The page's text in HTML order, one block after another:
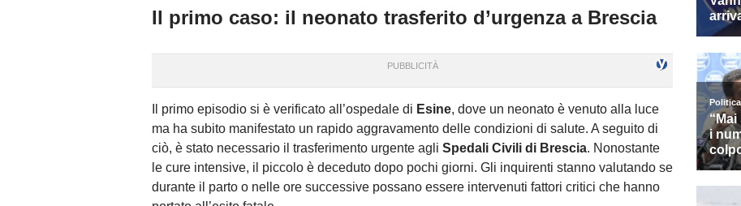
Il primo caso: il neonato trasferito d’urgenza a Brescia
Il primo episodio si è verificato all’ospedale di Esine, dove un neonato è venuto alla luce
ma ha subito manifestato un rapido aggravamento delle condizioni di salute. A seguito di
ciò, è stato necessario il trasferimento urgente agli Spedali Civili di Brescia. Nonostante
le cure intensive, il piccolo è deceduto dopo pochi giorni. Gli inquirenti stanno valutando se
durante il parto o nelle ore successive possano essere intervenuti fattori critici che hanno